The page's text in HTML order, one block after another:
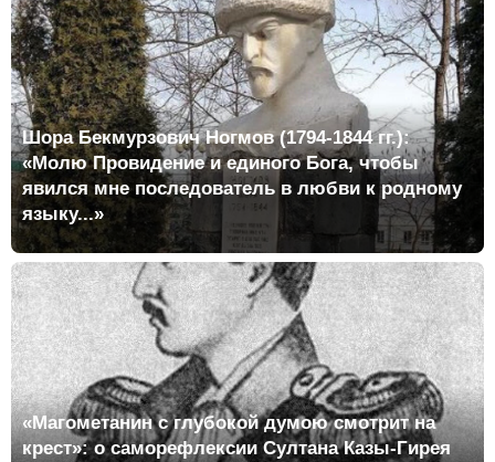
Шора Бекмурзович Ногмов (1794-1844 гг.):
«Молю Провидение и единого Бога, чтобы
явился мне последователь в любви к родному
языку...»
«Магометанин с глубокой думою смотрит на
крест»: о саморефлексии Султана Казы-Гирея